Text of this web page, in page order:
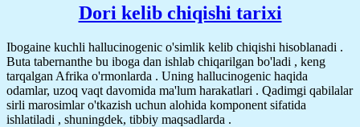
Dori kelib chiqishi tarixi
Ibogaine kuchli hallucinogenic o'simlik kelib chiqishi hisoblanadi .
Buta tabernanthe bu iboga dan ishlab chiqarilgan bo'ladi , keng
tarqalgan Afrika o'rmonlarda . Uning hallucinogenic haqida
odamlar, uzoq vaqt davomida ma'lum harakatlari . Qadimgi qabilalar
sirli marosimlar o'tkazish uchun alohida komponent sifatida
ishlatiladi , shuningdek, tibbiy maqsadlarda .